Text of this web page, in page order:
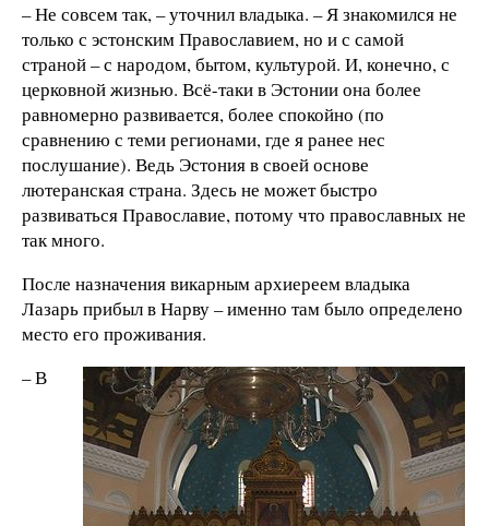
– Не совсем так, – уточнил владыка. – Я знакомился не
только с эстонским Православием, но и с самой
страной – с народом, бытом, культурой. И, конечно, с
церковной жизнью. Всё-таки в Эстонии она более
равномерно развивается, более спокойно (по
сравнению с теми регионами, где я ранее нес
послушание). Ведь Эстония в своей основе
лютеранская страна. Здесь не может быстро
развиваться Православие, потому что православных не
так много.
После назначения викарным архиереем владыка
Лазарь прибыл в Нарву – именно там было определено
место его проживания.
– В